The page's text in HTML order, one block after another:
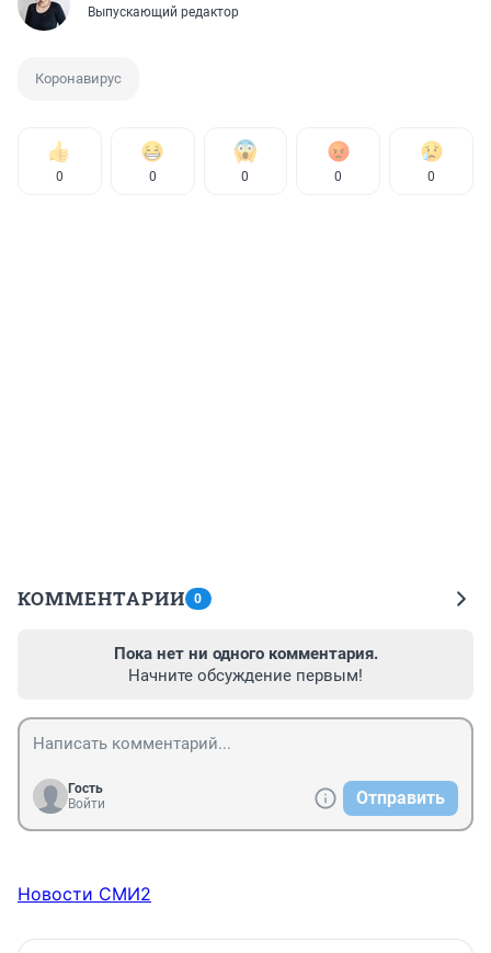
Выпускающий редактор
Коронавирус
0 0 0 0 0
КОММЕНТАРИИ 0
Пока нет ни одного комментария.
Начните обсуждение первым!
Гость
Войти
Отправить
Новости СМИ2